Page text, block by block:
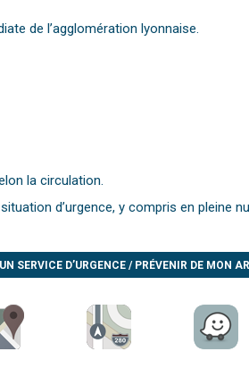
de l’agglomération lyonnaise.
la circulation.
d’urgence, y compris en pleine
SERVICE D’URGENCE / PRÉVENIR DE MON